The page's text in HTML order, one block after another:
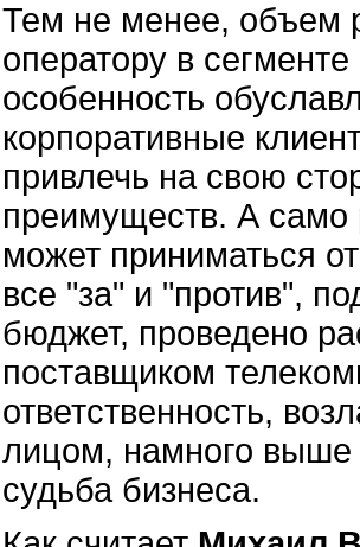
Тем не менее, объем
оператору в
особенность
корпоративные
привлечь на свою
преимуществ. А само
может приниматься
все "за" и "против",
бюджет, проведено
поставщиком
ответственность,
лицом, намного выше
судьба бизнеса.